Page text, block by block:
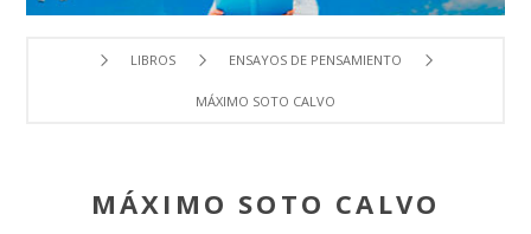
LIBROS ENSAYOS DE PENSAMIENTO
MÁXIMO SOTO CALVO
MÁXIMO SOTO CALVO